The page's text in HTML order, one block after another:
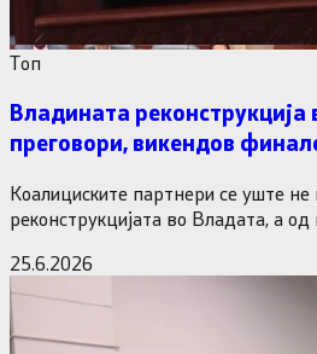
Tоп
Владината реконструкција
преговори, викендов
Коалициските партнери се уште не
реконструкцијата во Владата, а
25.6.2026